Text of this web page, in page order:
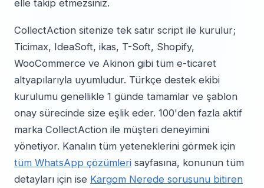
elle takip etmezsiniz.
CollectAction sitenize tek satır script ile kurulur;
Ticimax, IdeaSoft, ikas, T-Soft, Shopify,
WooCommerce ve Akinon gibi tüm e-ticaret
altyapılarıyla uyumludur. Türkçe destek ekibi
kurulumu genellikle 1 günde tamamlar ve şablon
onay sürecinde size eşlik eder. 100'den fazla aktif
marka CollectAction ile müşteri deneyimini
yönetiyor. Kanalın tüm yeteneklerini görmek için
tüm WhatsApp çözümleri sayfasına, konunun tüm
detayları için ise Kargom Nerede sorusunu bitiren